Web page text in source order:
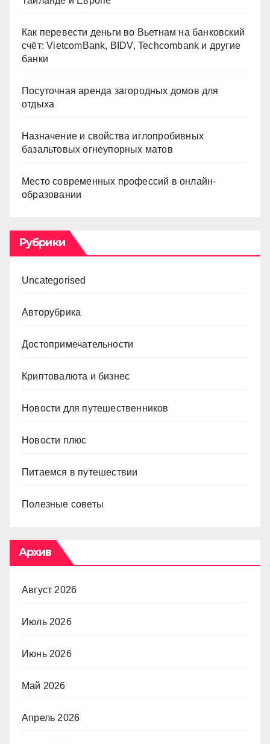
Как перевести деньги во Вьетнам на банковский
счёт: VietcomBank, BIDV, Techcombank и другие
банки
Посуточная аренда загородных домов для
отдыха
Назначение и свойства иглопробивных
базальтовых огнеупорных матов
Место современных профессий в онлайн-
образовании
Рубрики
Uncategorised
Авторубрика
Достопримечательности
Криптовалюта и бизнес
Новости для путешественников
Новости плюс
Питаемся в путешествии
Полезные советы
Архив
Август 2026
Июль 2026
Июнь 2026
Май 2026
Апрель 2026